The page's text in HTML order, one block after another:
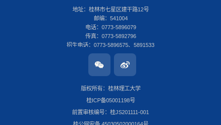
地址：桂林市七星区建干路12号
邮编：541004
电话：0773-5896079
传真：0773-5892796
招生电话：0773-5896575、5891533
桂林雁山校区
地址：桂林市雁山区雁山街319号
电话：0773-3696580
传真：0773-8986516
招生电话：0773-3678379
版权所有：桂林理工大学
桂ICP备05001198号
前置审核编号：桂JS201111-001